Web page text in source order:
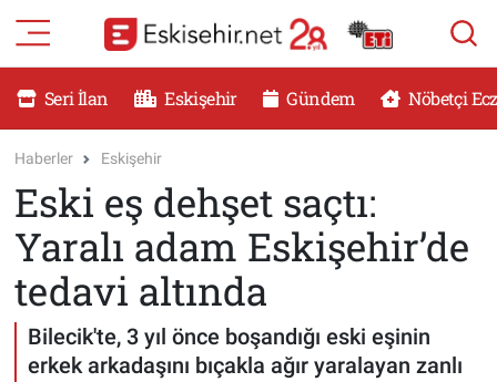
Seri İlan Eskişehir Gündem Nöbetçi
Haberler Eskişehir
Eski eş dehşet saçtı:
Yaralı adam Eskişehir’de
tedavi altında
Bilecik'te, 3 yıl önce boşandığı eski eşinin
erkek arkadaşını bıçakla ağır yaralayan zanlı
RESMİ İLANLAR
DÜNYA
SAĞLIK
MAGAZİN
KADIN
Eskişehir Nöbetçi Eczaneler
Eskişehir Namaz Vakitleri
Eskişehir Trafik Yoğunluk Haritası
Süper Lig Puan Durumu ve Fikstür
Tüm Manşetler